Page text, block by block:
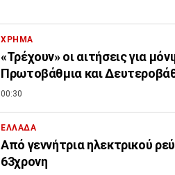
ΧΡΗΜΑ
«Τρέχουν» οι αιτήσεις για
Πρωτοβάθμια και
00:30
ΕΛΛΑΔΑ
Από γεννήτρια ηλεκτρικού
63χρονη